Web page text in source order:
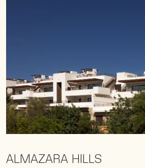
ALMAZARA HILLS